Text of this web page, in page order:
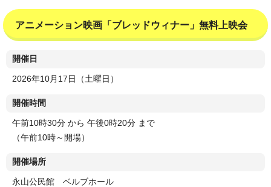
アニメーション映画「ブレッドウィナー」無料上映会
開催日
2026年10月17日（土曜日）
開催時間
午前10時30分 から 午後0時20分 まで
（午前10時～開場）
開催場所
永山公民館 ベルブホール